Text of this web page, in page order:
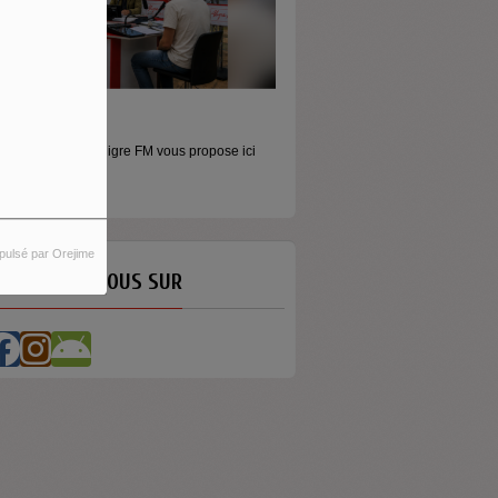
par Orejime
baladeurs Aligre FM vous propose ici
NOUS SUR